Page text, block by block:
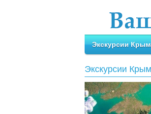
Экскурсии
Экскурсии